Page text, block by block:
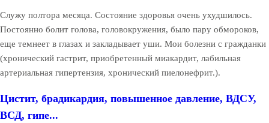
Служу полтора месяца. Состояние здоровья очень ухудшилось.
Постоянно болит голова, головокружения, было пару обмороков,
еще темнеет в глазах и закладывает уши. Мои болезни с гражданки
(хронический гастрит, приобретенный миакардит, лабильная
артериальная гипертензия, хронический пиелонефрит.).
Цистит, брадикардия, повышенное давление, ВДСУ,
ВСД, гипе...